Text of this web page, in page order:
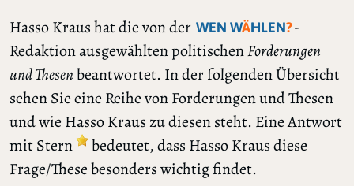
Hasso Kraus hat die von der WEN WÄHLEN?-
Redaktion ausgewählten politischenForderungen
und Thesenbeantwortet. In der folgenden Übersicht
sehen Sie eine Reihe von Forderungen und Thesen
und wie Hasso Kraus zu diesen steht. Eine Antwort
mit Stern
bedeutet, dass Hasso Kraus diese
Frage/These besonders wichtig findet.